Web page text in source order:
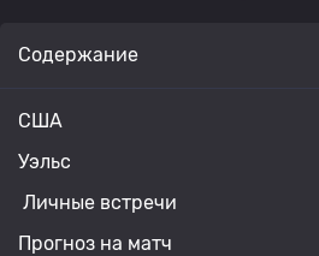
Содержание
США
Уэльс
Личные встречи
Прогноз на матч